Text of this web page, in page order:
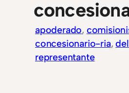
apoderado,
concesionario-ria,
representante